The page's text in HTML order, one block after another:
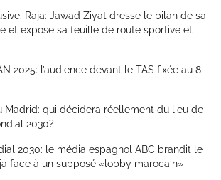
Raja: Jawad Ziyat dresse le bilan de sa
et expose sa feuille de route sportive et
2025: l’audience devant le TAS fixée au 8
Madrid: qui décidera réellement du lieu de
2030?
2030: le média espagnol ABC brandit le
face à un supposé «lobby marocain»